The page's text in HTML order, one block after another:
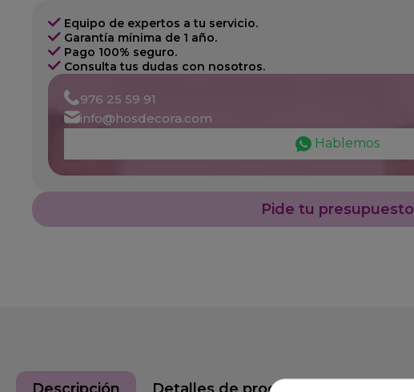
Equipo de expertos a tu servicio.
Garantía mínima de 1 año.
Pago 100% seguro.
Consulta tus dudas con nosotros.
976 25 59 91
info@hosdecora.com
Hablemos
Pide tu presupuesto